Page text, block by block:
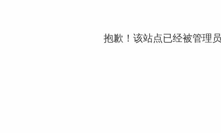
抱歉！该站点已经被管理